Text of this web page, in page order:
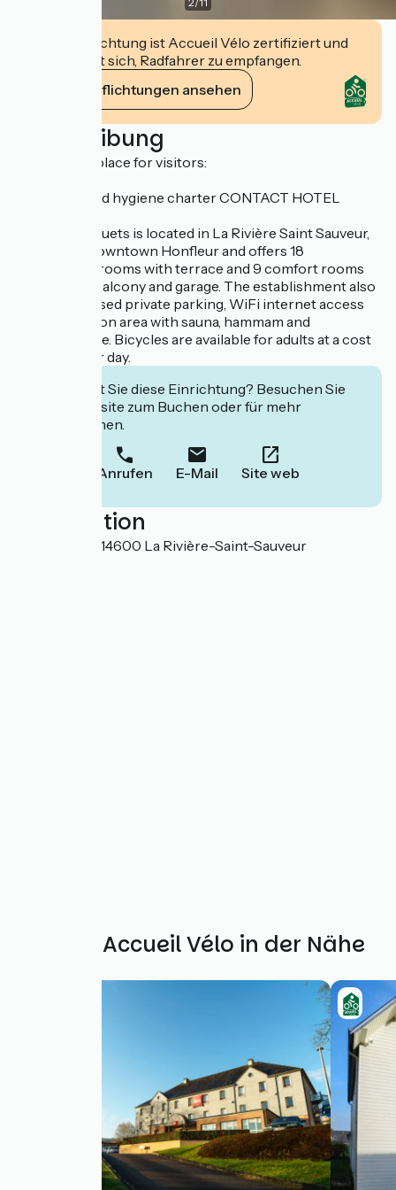
Diese Einrichtung ist Accueil Vélo zertifiziert und
verpflichtet sich, Radfahrer zu empfangen.
Ihre Verpflichtungen ansehen
Beschreibung
Measures in place for visitors:
Reception and hygiene charter CONTACT HOTEL
Motel Les Bleuets is located in La Rivière Saint Sauveur,
1.5 km from downtown Honfleur and offers 18
comfortable rooms with terrace and 9 comfort rooms
with private balcony and garage. The establishment also
has a free closed private parking, WiFi internet access
and a relaxation area with sauna, hammam and
hydromassage. Bicycles are available for adults at a cost
of 5 euros per day.
Interessiert Sie diese Einrichtung? Besuchen Sie
deren Website zum Buchen oder für mehr
Informationen.
Anrufen E-Mail Site web
Localisation
Le Poudreux 14600 La Rivière-Saint-Sauveur
Weitere Accueil Vélo in der Nähe